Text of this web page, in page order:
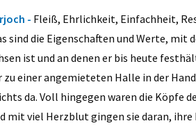
- Fleiß, Ehrlichkeit, Einfachheit,
sind die Eigenschaften und Werte,
ist und an denen er bis heute
zu einer angemieteten Halle in der
da. Voll hingegen waren die Köpfe
mit viel Herzblut gingen sie daran, ihre